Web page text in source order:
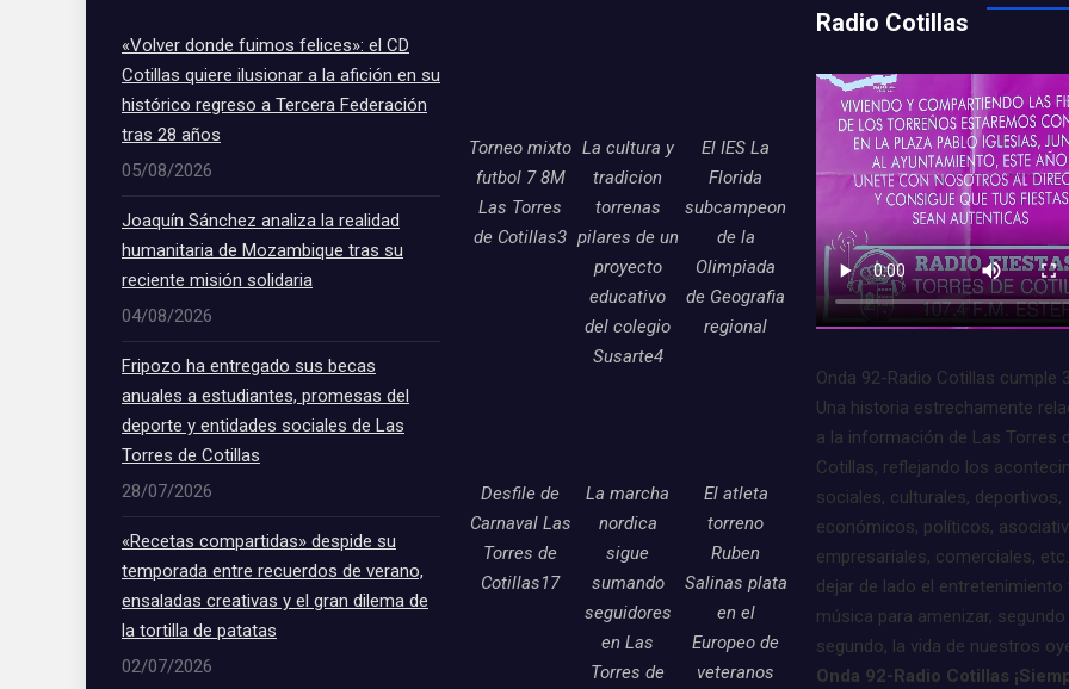
«Volver donde fuimos felices»: el CD
Cotillas quiere ilusionar a la afición en su
histórico regreso a Tercera Federación
tras 28 años
05/08/2026
Joaquín Sánchez analiza la realidad
humanitaria de Mozambique tras su
reciente misión solidaria
04/08/2026
Fripozo ha entregado sus becas
anuales a estudiantes, promesas del
deporte y entidades sociales de Las
Torres de Cotillas
28/07/2026
«Recetas compartidas» despide su
temporada entre recuerdos de verano,
ensaladas creativas y el gran dilema de
la tortilla de patatas
02/07/2026
Torneo mixto
futbol 7 8M
Las Torres
de Cotillas3
La cultura y
tradicion
torrenas
pilares de un
proyecto
educativo
del colegio
Susarte4
El IES La
Florida
subcampeon
de la
Olimpiada
de Geografia
regional
Desfile de
Carnaval Las
Torres de
Cotillas17
La marcha
nordica
sigue
sumando
seguidores
en Las
Torres de
El atleta
torreno
Ruben
Salinas plata
en el
Europeo de
veteranos
Radio Cotillas
Onda 92-Radio Cotillas cumple
Una historia estrechamente
a la información de Las Torres
Cotillas, reflejando los
sociales, culturales, deportivos,
económicos, políticos,
empresariales, comerciales,
dejar de lado el entretenimiento
música para amenizar, segundo
segundo, la vida de nuestros
Onda 92-Radio Cotillas